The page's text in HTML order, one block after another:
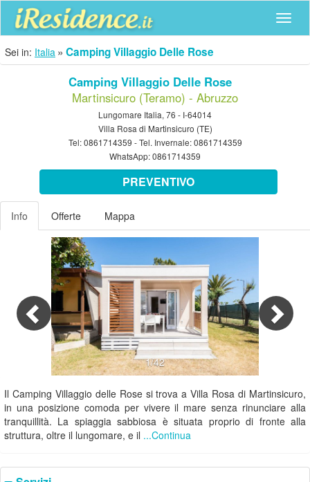
Sei in: Italia Camping Villaggio Delle Rose
Camping Villaggio Delle Rose
Martinsicuro (Teramo) - Abruzzo
Lungomare Italia, 76 - I-64014
Villa Rosa di Martinsicuro (TE)
Tel:0861714359 - Tel. Invernale:0861714359
WhatsApp:0861714359
PREVENTIVO
Info Offerte Mappa
1/42
Previous
Il Camping Villaggio delle Rose si trova a Villa Rosa di Martinsicuro,
in una posizione comoda per vivere il mare senza rinunciare alla
tranquillità. La spiaggia sabbiosa è situata proprio di fronte alla
struttura, oltre il lungomare, e il ...Continua